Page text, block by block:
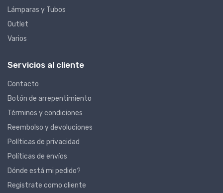
Lámparas y Tubos
Outlet
Varios
Servicios al cliente
Contacto
Botón de arrepentimiento
Términos y condiciones
Reembolso y devoluciones
Políticas de privacidad
Políticas de envíos
Dónde está mi pedido?
Registrate como cliente